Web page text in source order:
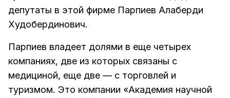
депутаты в этой фирме Парпиев Алаберди
Худобердинович.
Парпиев владеет долями в еще четырех
компаниях, две из которых связаны с
медициной, еще две — с торговлей и
туризмом. Это компании «Академия научной